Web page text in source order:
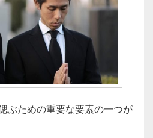
ぶための重要な要素の一つが